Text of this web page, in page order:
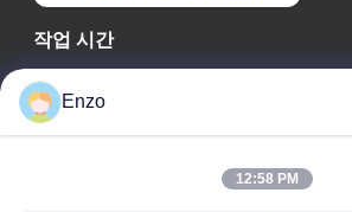
작업 시간
08:00-17:00
우리 주소
Enzo
12:58 PM